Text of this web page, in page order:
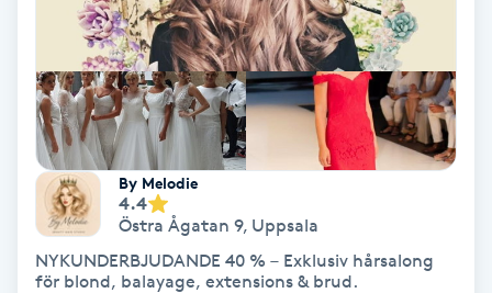
Nagelförlängning silke
Nagelförstärkning
Nagelklippning
Nagelsvamp
Nageltrång
By Melodie
4.4
Östra Ågatan 9, Uppsala
NYKUNDERBJUDANDE 40 % – Exklusiv hårsalong
för blond, balayage, extensions & brud.